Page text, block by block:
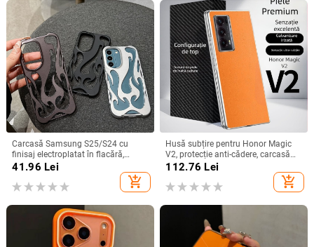
Carcasă Samsung S25/S24 cu
finisaj electroplatat în flacără,
design decupat, compatibilă cu
41.96 Lei
add_shopping_cart
Husă subțire pentru Honor Magic
V2, protecție anti-cădere, carcasă
dură pentru ecran pliabil, finisaj PU
112.76 Lei
add_shopping_cart